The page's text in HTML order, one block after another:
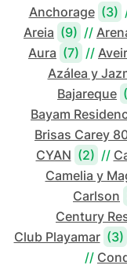
Anchorage (3)
Areia (9) //
Aura (7) //
Azálea y
Bajareque
Bayam
Brisas Carey
CYAN (2) //
Camelia y
Carlson
Century
Club Playamar (3)
//